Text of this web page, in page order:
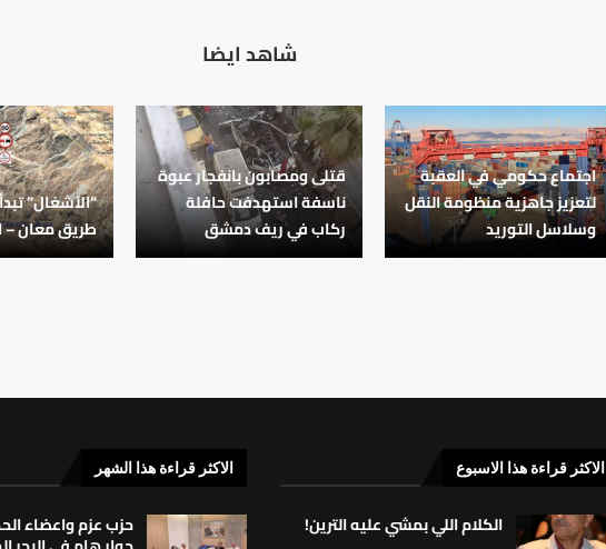
شاهد ايضا
“الأشغال”
طريق معان –
قتلى ومصابون بانفجار عبوة
ناسفة استهدفت حافلة
ركاب في ريف دمشق
اجتماع حكومي في العقبة
لتعزيز جاهزية منظومة النقل
وسلاسل التوريد
الاكثر قراءة هذا الاسبوع
الكلام اللي بمشي عليه الترين!
الاكثر قراءة هذا الشهر
حزب عزم واعضاء